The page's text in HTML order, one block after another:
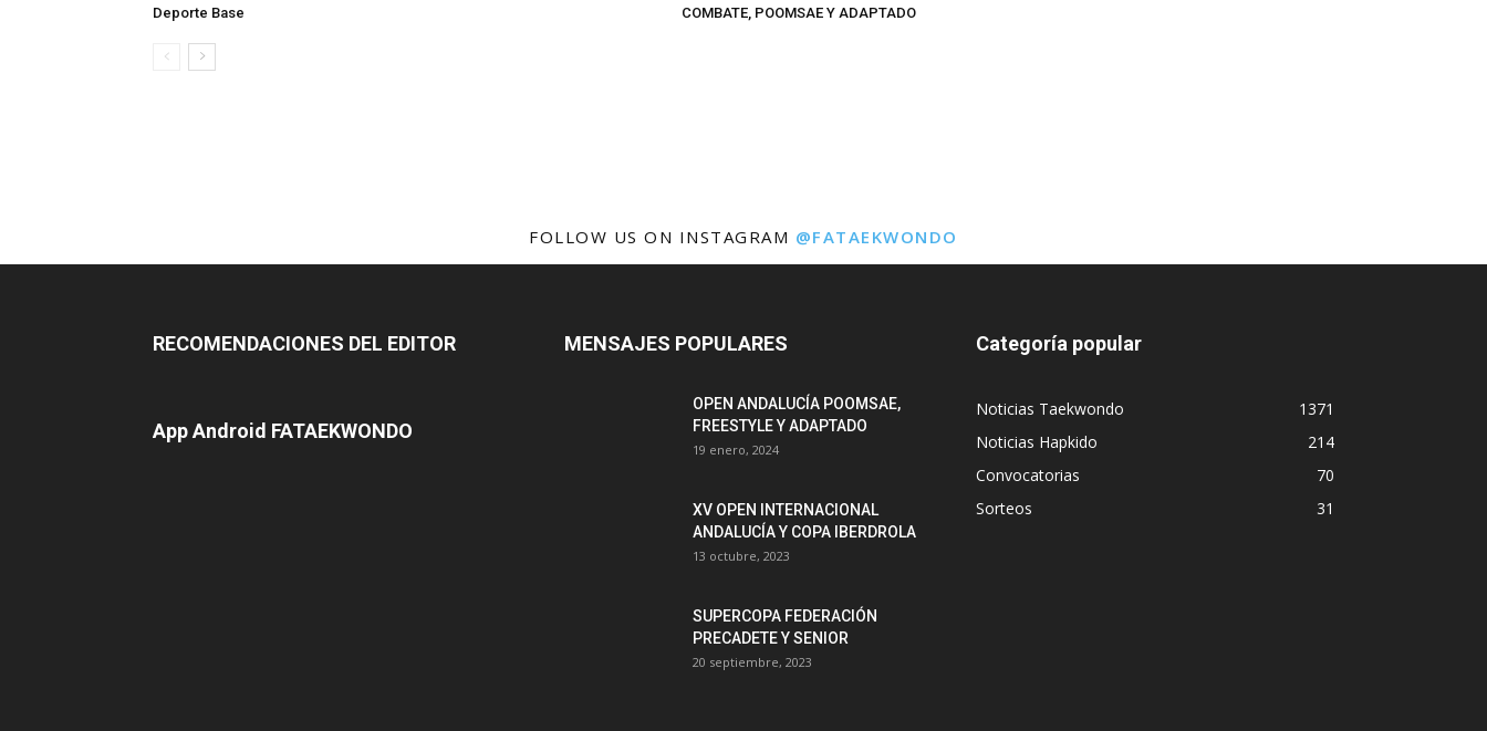
Deporte Base
COMBATE, POOMSAE Y ADAPTADO
FOLLOW US ON INSTAGRAM @FATAEKWONDO
RECOMENDACIONES DEL EDITOR
App Android FATAEKWONDO
MENSAJES POPULARES
OPEN ANDALUCÍA POOMSAE,
FREESTYLE Y ADAPTADO
19 enero, 2024
XV OPEN INTERNACIONAL
ANDALUCÍA Y COPA IBERDROLA
13 octubre, 2023
SUPERCOPA FEDERACIÓN
PRECADETE Y SENIOR
20 septiembre, 2023
Categoría popular
Noticias Taekwondo
1371
Noticias Hapkido
214
Convocatorias
70
Sorteos
31